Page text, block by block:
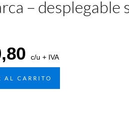
– desplegable
c/u + IVA
AL CARRITO